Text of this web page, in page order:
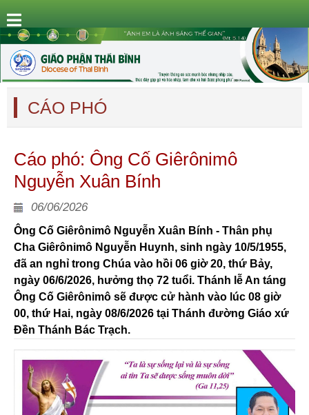
CÁO PHÓ
Cáo phó: Ông Cố Giêrônimô
Nguyễn Xuân Bính
06/06/2026
Ông Cố Giêrônimô Nguyễn Xuân Bính - Thân phụ
Cha Giêrônimô Nguyễn Huynh, sinh ngày 10/5/1955,
đã an nghỉ trong Chúa vào hồi 06 giờ 20, thứ Bảy,
ngày 06/6/2026, hưởng thọ 72 tuổi. Thánh lễ An táng
Ông Cố Giêrônimô sẽ được cử hành vào lúc 08 giờ
00, thứ Hai, ngày 08/6/2026 tại Thánh đường Giáo xứ
Đền Thánh Bác Trạch.